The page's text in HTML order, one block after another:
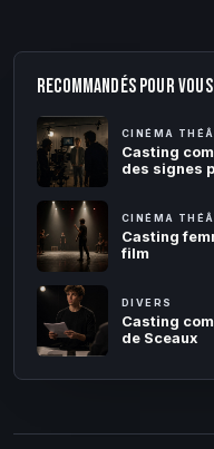
RECOMMANDÉS POUR VOUS
CINÉMA
Casting
des signes
CINÉMA
Casting
film
DIVERS
Casting
de Sceaux